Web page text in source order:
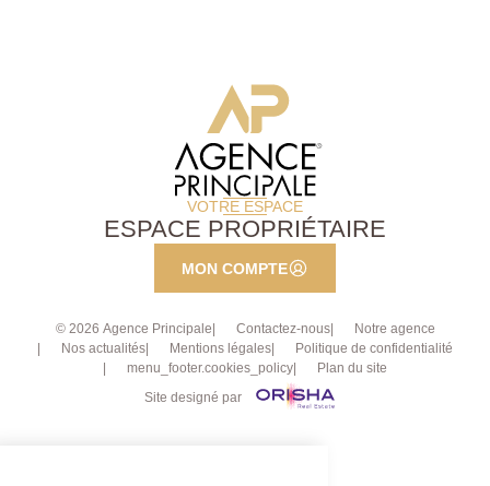
VOTRE ESPACE
ESPACE PROPRIÉTAIRE
MON COMPTE
© 2026 Agence Principale Contactez-nous
Notre agence
Nos actualités
Mentions légales
Politique de confidentialité
menu_footer.cookies_policy
Plan du site
Site designé par